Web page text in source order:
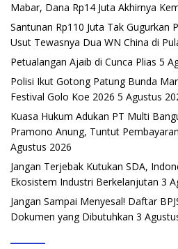
Mabar, Dana Rp14 Juta Akhirnya
Santunan Rp110 Juta Tak Gugurkan
Usut Tewasnya Dua WN China di
Petualangan Ajaib di Cunca Plias 5
Polisi Ikut Gotong Patung Bunda
Festival Golo Koe 2026 5 Agustus
Kuasa Hukum Adukan PT Multi
Pramono Anung, Tuntut
Agustus 2026
Jangan Terjebak Kutukan SDA,
Ekosistem Industri Berkelanjutan 3
Jangan Sampai Menyesal! Daftar
Dokumen yang Dibutuhkan 3